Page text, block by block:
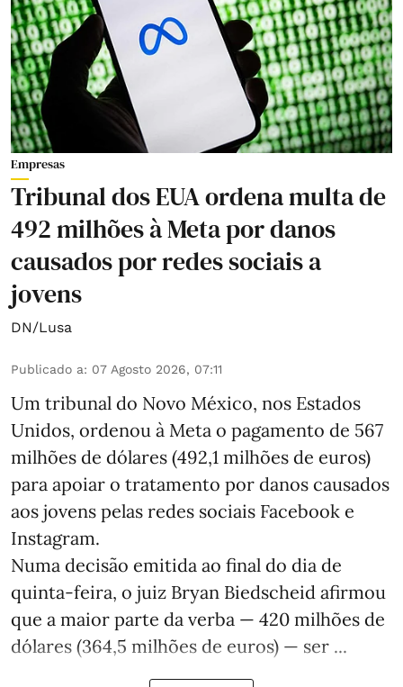
Empresas
Tribunal dos EUA ordena multa de
492 milhões à Meta por danos
causados por redes sociais a
jovens
DN/Lusa
Publicado a: 07 Agosto 2026, 07:11
Um tribunal do Novo México, nos Estados
Unidos, ordenou à Meta o pagamento de 567
milhões de dólares (492,1 milhões de euros)
para apoiar o tratamento por danos causados
aos jovens pelas redes sociais Facebook e
Instagram.
Numa decisão emitida ao final do dia de
quinta-feira, o juiz Bryan Biedscheid afirmou
que a maior parte da verba — 420 milhões de
dólares (364,5 milhões de euros) — ser ...